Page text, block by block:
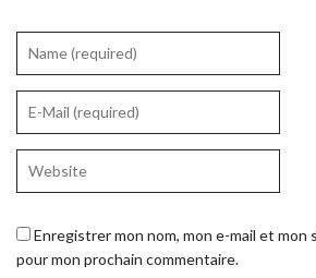
Enregistrer mon nom, mon e-mail et mon
pour mon prochain commentaire.